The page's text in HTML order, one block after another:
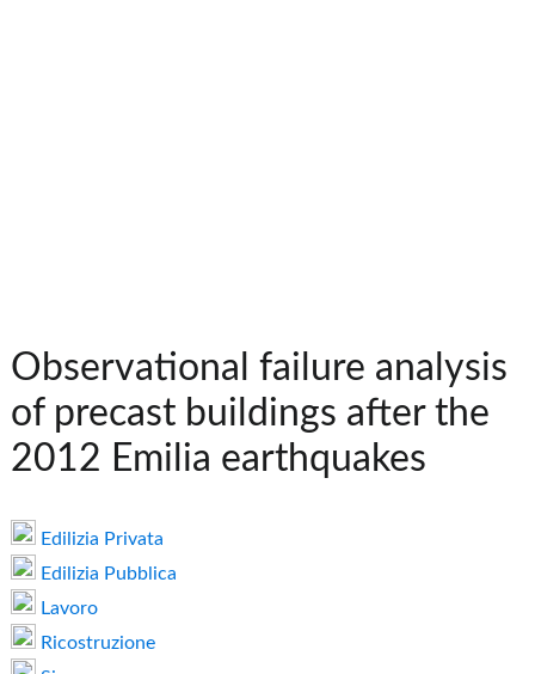
Observational failure analysis
of precast buildings after the
2012 Emilia earthquakes
Edilizia Privata
Edilizia Pubblica
Lavoro
Ricostruzione